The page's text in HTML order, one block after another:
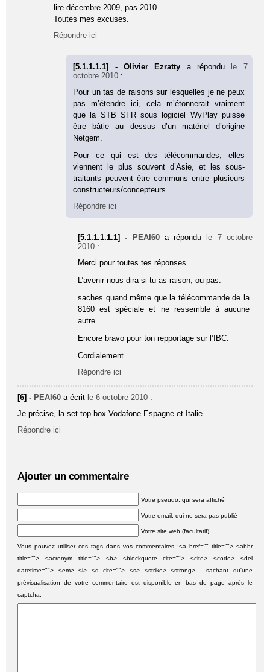
lire décembre 2009, pas 2010.
Toutes mes excuses.
Répondre ici
[5.1.1.1.1] - Olivier Ezratty a répondu
le 7
octobre 2010 :
Pour un tas de raisons sur lesquelles je ne peux
pas m’étendre ici, cela m’étonnerait vraiment
que la STB SFR sous logiciel WyPlay puisse
être bâtie au dessus d’un matériel d’origine
Netgem.
Pour ce qui est des télécommandes, elles
viennent le plus souvent d’Asie, et les sous-
traitants peuvent être communs entre plusieurs
constructeurs/concepteurs…
Répondre ici
[5.1.1.1.1.1] - PEAI60 a répondu
le 7 octobre
2010 :
Merci pour toutes tes réponses.
L’avenir nous dira si tu as raison, ou pas.
saches quand même que la télécommande de la
8160 est spéciale et ne ressemble à aucune
autre.
Encore bravo pour ton repportage sur l’IBC.
Cordialement.
Répondre ici
[6] - PEAI60 a écrit le 6 octobre 2010 :
Je précise, la set top box Vodafone Espagne et Italie.
Répondre ici
Ajouter un commentaire
Votre pseudo, qui sera affiché
Votre email, qui ne sera pas publié
Votre site web (facultatif)
Vous pouvez utiliser ces tags dans vos commentaires :<a href="" title=""> <abbr
title=""> <acronym title=""> <b> <blockquote cite=""> <cite> <code> <del
datetime=""> <em> <i> <q cite=""> <s> <strike> <strong> , sachant qu'une
prévisualisation de votre commentaire est disponible en bas de page après le
captcha.